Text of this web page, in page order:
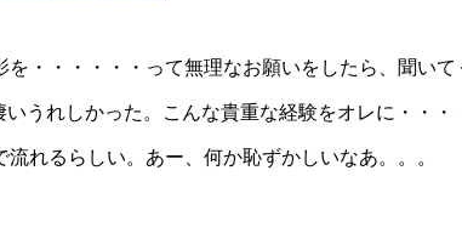
・・・・・・って無理なお願いをしたら、聞いて
れしかった。こんな貴重な経験をオレに・・・
れるらしい。あー、何か恥ずかしいなあ。。。